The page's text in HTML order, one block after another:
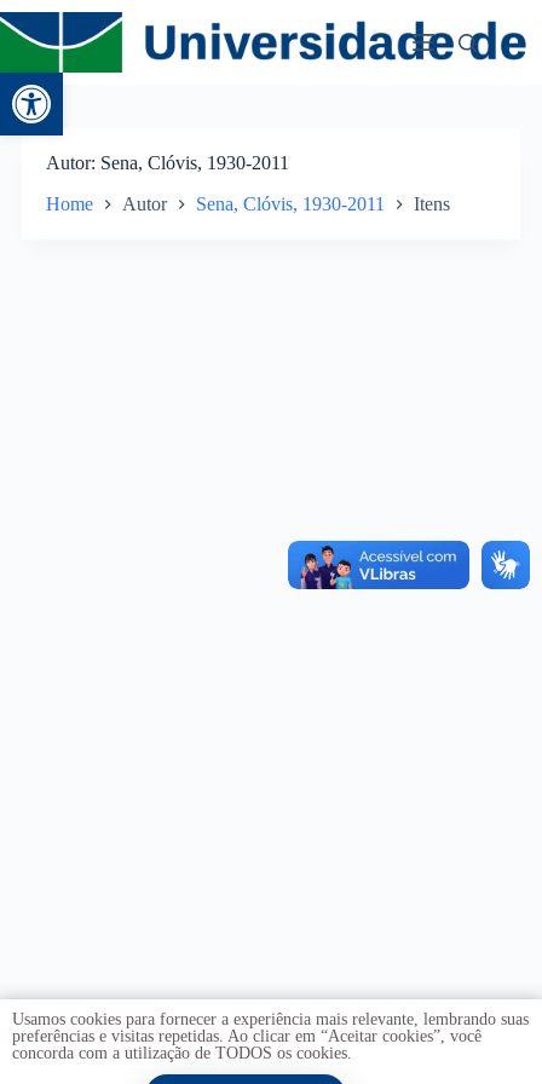
Abrir a barra de ferramentas
Autor Sena, Clóvis, 1930-2011
Home Autor Sena, Clóvis, 1930-2011 Itens
Usamos cookies para fornecer a experiência mais relevante, lembrando suas
preferências e visitas repetidas. Ao clicar em “Aceitar cookies”, você
concorda com a utilização de TODOS os cookies.